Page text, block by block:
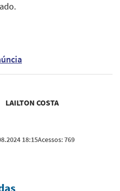
LAILTON COSTA
18:15Acessos:769